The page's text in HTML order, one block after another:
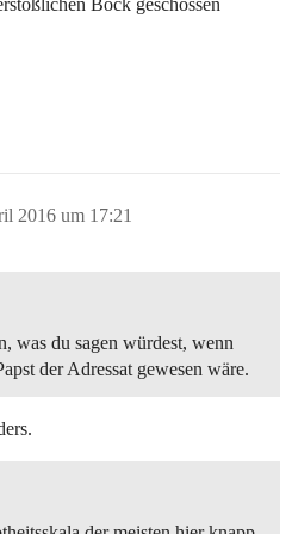
Bock geschossen
2016 um 17:21
was du sagen würdest, wenn
der Adressat gewesen wäre.